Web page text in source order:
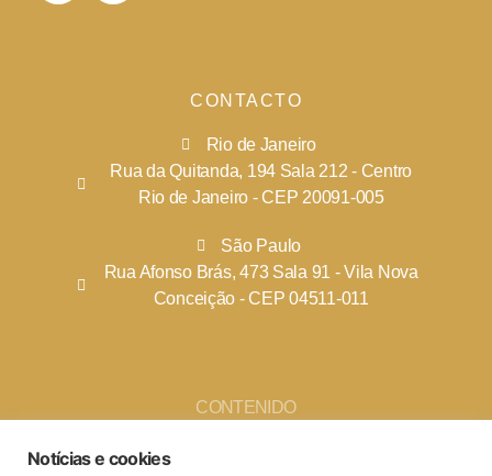
CONTACTO
Rio de Janeiro
Rua da Quitanda, 194 Sala 212 - Centro
Rio de Janeiro - CEP 20091-005
São Paulo
Rua Afonso Brás, 473 Sala 91 - Vila Nova
Conceição - CEP 04511-011
CONTENIDO
Notícias e cookies